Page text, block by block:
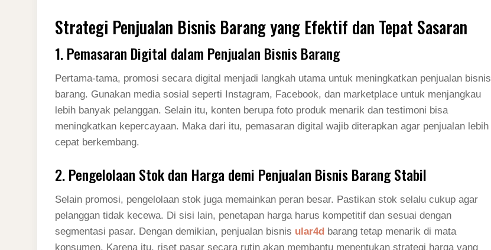
Strategi Penjualan Bisnis Barang yang Efektif dan Tepat Sasaran
1. Pemasaran Digital dalam Penjualan Bisnis Barang
Pertama-tama, promosi secara digital menjadi langkah utama untuk meningkatkan penjualan bisnis
barang. Gunakan media sosial seperti Instagram, Facebook, dan marketplace untuk menjangkau
lebih banyak pelanggan. Selain itu, konten berupa foto produk menarik dan testimoni bisa
meningkatkan kepercayaan. Maka dari itu, pemasaran digital wajib diterapkan agar penjualan lebih
cepat berkembang.
2. Pengelolaan Stok dan Harga demi Penjualan Bisnis Barang Stabil
Selain promosi, pengelolaan stok juga memainkan peran besar. Pastikan stok selalu cukup agar
pelanggan tidak kecewa. Di sisi lain, penetapan harga harus kompetitif dan sesuai dengan
segmentasi pasar. Dengan demikian, penjualan bisnis ular4d barang tetap menarik di mata
konsumen. Karena itu, riset pasar secara rutin akan membantu menentukan strategi harga yang